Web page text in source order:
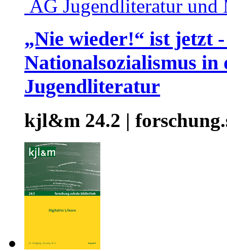
AG Jugendliteratur und
„Nie wieder!“ ist jetzt
Nationalsozialismus
Jugendliteratur
kjl&m 24.2 |